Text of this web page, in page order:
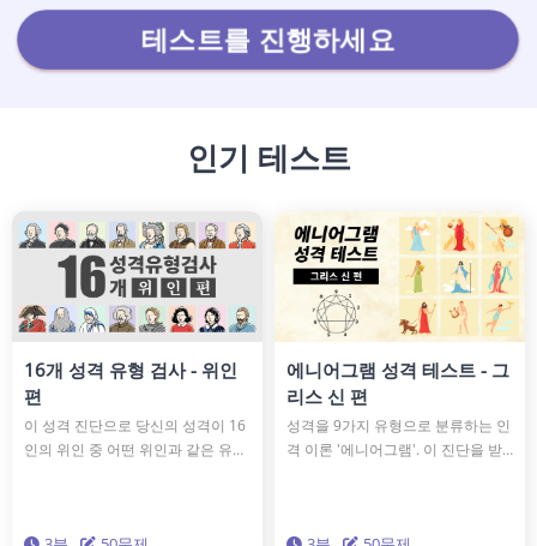
테스트를 진행하세요
인기 테스트
16개 성격 유형 검사 - 위인
편
이 성격 진단으로 당신의 성격이 16
인의 위인 중 어떤 위인과 같은 유형
에니어그램 성격 테스트 - 그
리스 신 편
성격을 9가지 유형으로 분류하는 인
격 이론 '에니어그램'. 이 진단을 받